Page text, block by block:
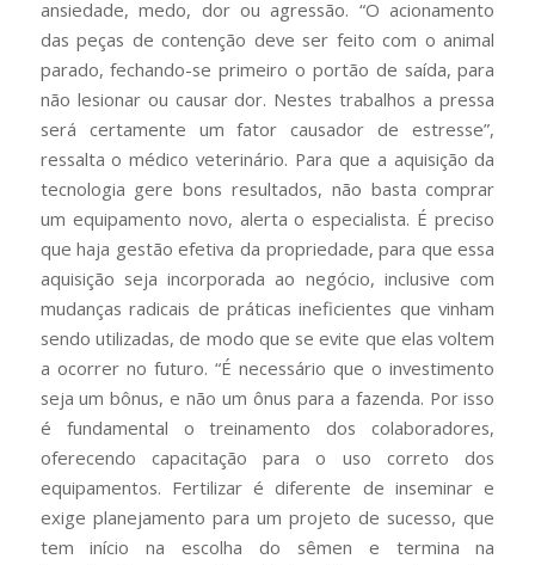
ansiedade, medo, dor ou agressão. “O acionamento
das peças de contenção deve ser feito com o animal
parado, fechando-se primeiro o portão de saída, para
não lesionar ou causar dor. Nestes trabalhos a pressa
será certamente um fator causador de estresse”,
ressalta o médico veterinário. Para que a aquisição da
tecnologia gere bons resultados, não basta comprar
um equipamento novo, alerta o especialista. É preciso
que haja gestão efetiva da propriedade, para que essa
aquisição seja incorporada ao negócio, inclusive com
mudanças radicais de práticas ineficientes que vinham
sendo utilizadas, de modo que se evite que elas voltem
a ocorrer no futuro. “É necessário que o investimento
seja um bônus, e não um ônus para a fazenda. Por isso
é fundamental o treinamento dos colaboradores,
oferecendo capacitação para o uso correto dos
equipamentos. Fertilizar é diferente de inseminar e
exige planejamento para um projeto de sucesso, que
tem início na escolha do sêmen e termina na